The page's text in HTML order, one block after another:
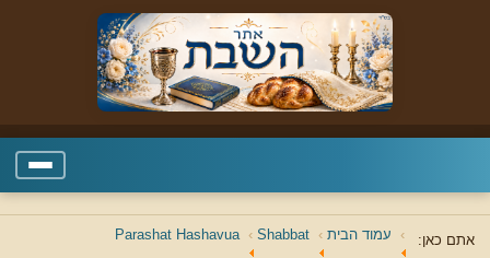
אתם כאן: עמוד הבית Shabbat
Parashat Hashavua